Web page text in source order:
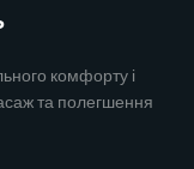
комфорту і
та полегшення